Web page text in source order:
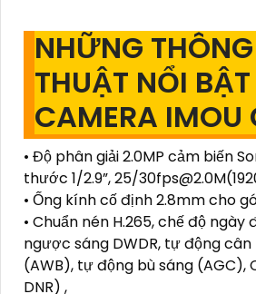
NHỮNG
THUẬT NỔI
CAMERA IMOU
• Độ phân giải 2.0MP cảm biến
thước 1/2.9”, 25/
• Ống kính cố định 2.8mm cho
• Chuẩn nén H.265, chế độ ngày
ngược sáng DWDR, tự động
(AWB), tự động bù sáng (AGC),
DNR) ,